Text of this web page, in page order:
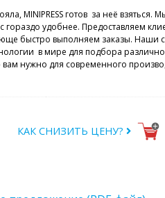
MINIPRESS готов за неё взяться.
удобнее. Предоставляем
быстро выполняем заказы. Наши
в мире для подбора
вам нужно для современного
КАК СНИЗИТЬ ЦЕНУ?